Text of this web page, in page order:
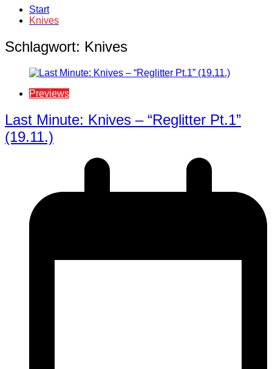
Start
Knives
Schlagwort: Knives
Previews
Last Minute: Knives – “Reglitter Pt.1”
(19.11.)